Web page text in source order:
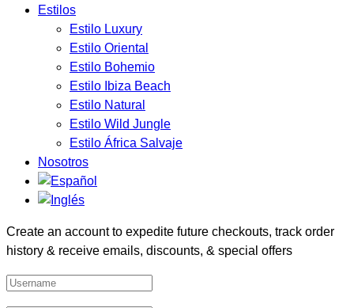
Estilos
Estilo Luxury
Estilo Oriental
Estilo Bohemio
Estilo Ibiza Beach
Estilo Natural
Estilo Wild Jungle
Estilo África Salvaje
Nosotros
Create an account to expedite future checkouts, track order
history & receive emails, discounts, & special offers